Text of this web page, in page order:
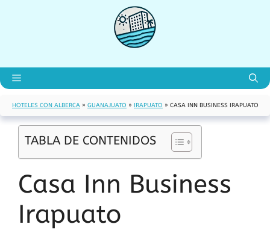
Menú
HOTELES CON ALBERCA » GUANAJUATO » IRAPUATO » CASA INN BUSINESS IRAPUATO
TABLA DE CONTENIDOS
Casa Inn Business
Irapuato